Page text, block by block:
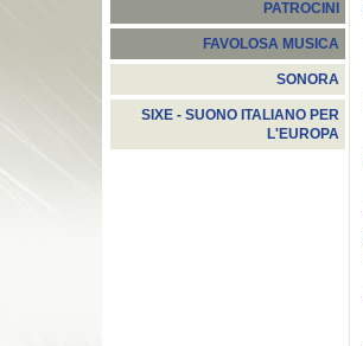
PATROCINI
FAVOLOSA MUSICA
SONORA
SIXE - SUONO ITALIANO PER
L'EUROPA